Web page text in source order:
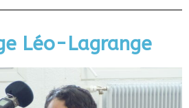
Léo-Lagrange